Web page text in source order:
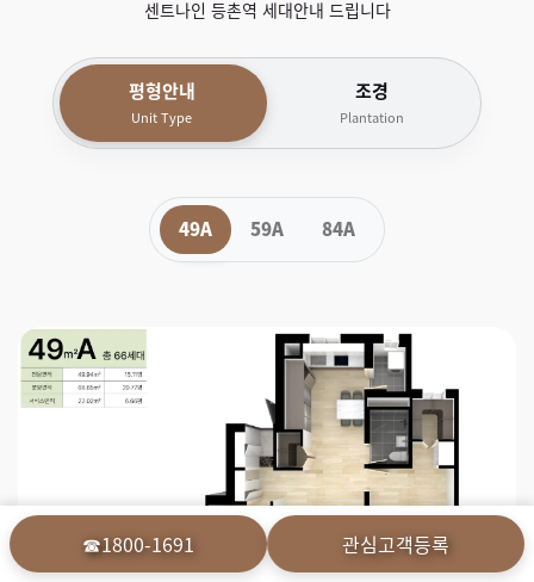
센트나인 등촌역 세대안내 드립니다
평형안내
Unit Type
조경
Plantation
49A 59A 84A
☎1800-1691 관심고객등록